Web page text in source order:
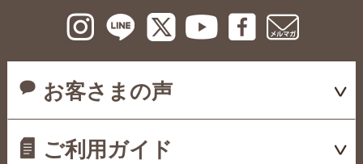
お客さまの声
ご利用ガイド